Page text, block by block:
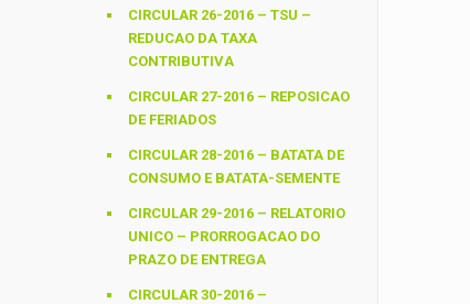
CIRCULAR 26-2016 – TSU –
REDUCAO DA TAXA
CONTRIBUTIVA
CIRCULAR 27-2016 – REPOSICAO
DE FERIADOS
CIRCULAR 28-2016 – BATATA DE
CONSUMO E BATATA-SEMENTE
CIRCULAR 29-2016 – RELATORIO
UNICO – PRORROGACAO DO
PRAZO DE ENTREGA
CIRCULAR 30-2016 –